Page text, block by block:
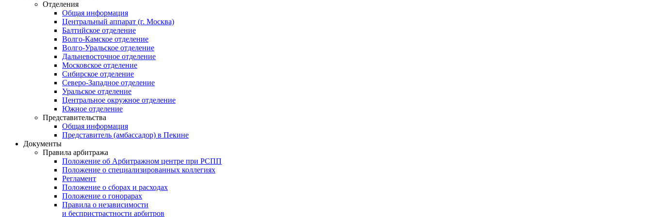
Отделения
Общая информация
Центральный аппарат (г. Москва)
Балтийское отделение
Волго-Камское отделение
Волго-Уральское отделение
Дальневосточное отделение
Московское отделение
Сибирское отделение
Северо-Западное отделение
Уральское отделение
Центральное окружное отделение
Южное отделение
Представительства
Общая информация
Представитель (амбассадор) в Пекине
Документы
Правила арбитража
Положение об Арбитражном центре при РСПП
Положение о специализированных коллегиях
Регламент
Положение о сборах и расходах
Положение о гонорарах
Правила о независимости
и беспристрастности арбитров